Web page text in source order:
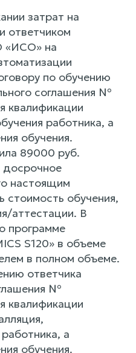
затрат на
ответчиком
«ИСО» на
по обучению
соглашения №
квалификации
работника, а
обучения.
89000 руб.
досрочное
настоящим
обучения,
аттестации. В
программе
S120» в объеме
в полном объеме.
ответчика
№
квалификации
а
обучения.